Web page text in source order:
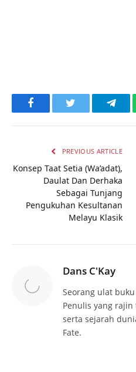
Facebook
PREVIOUS ARTICLE
Konsep Taat Setia (Wa’adat),
Daulat Dan Derhaka
Sebagai Tunjang
Pengukuhan Kesultanan
Melayu Klasik
Dans C'Kay
Seorang ulat
Penulis yang
serta sejarah
Fate.